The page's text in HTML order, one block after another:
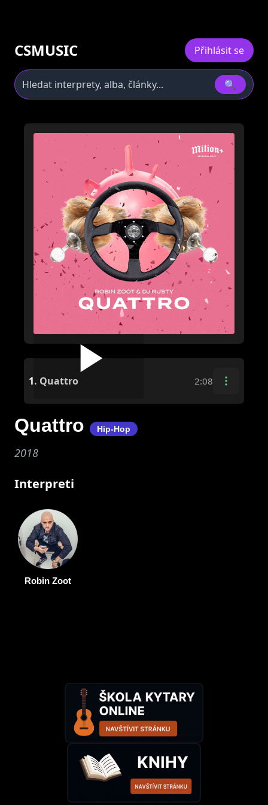
CSMUSIC Přihlásit se
🔍
1. Quattro 2:08
Quattro Hip-Hop
2018
Interpreti
Robin Zoot